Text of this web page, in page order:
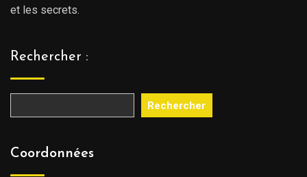
et les secrets.
Rechercher :
Rechercher
Coordonnées